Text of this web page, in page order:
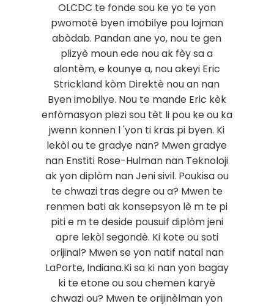
OLCDC te fonde sou ke yo te yon
pwomotè byen imobilye pou lojman
abòdab. Pandan ane yo, nou te gen
plizyè moun ede nou ak fèy sa a
alontèm, e kounye a, nou akeyi Eric
Strickland kòm Direktè nou an nan
Byen imobilye. Nou te mande Eric kèk
enfòmasyon plezi sou tèt li pou ke ou ka
jwenn konnen l 'yon ti kras pi byen. Ki
lekòl ou te gradye nan? Mwen gradye
nan Enstiti Rose-Hulman nan Teknoloji
ak yon diplòm nan Jeni sivil. Poukisa ou
te chwazi tras degre ou a? Mwen te
renmen bati ak konsepsyon lè m te pi
piti e m te deside pousuif diplòm jeni
apre lekòl segondè. Ki kote ou soti
orijinal? Mwen se yon natif natal nan
LaPorte, Indiana.Ki sa ki nan yon bagay
ki te etone ou sou chemen karyè
chwazi ou? Mwen te orijinèlman yon